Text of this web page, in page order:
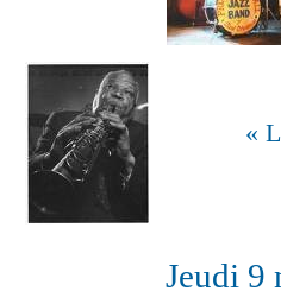
«
Jeudi 9